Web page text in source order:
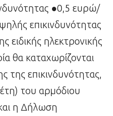
●0,5 ευρώ/
επικινδυνότητας
ειδικής ηλεκτρονικής
θα καταχωρίζονται
της επικινδυνότητας,
του αρμόδιου
η Δήλωση